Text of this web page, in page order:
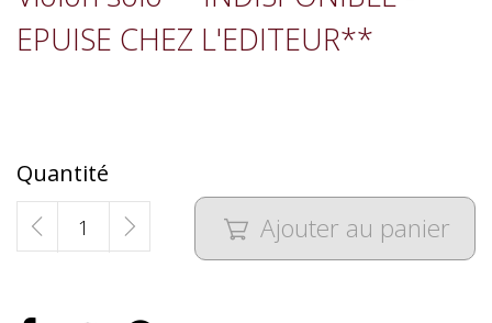
EPUISE CHEZ L'EDITEUR**
Quantité
 Ajouter au panier